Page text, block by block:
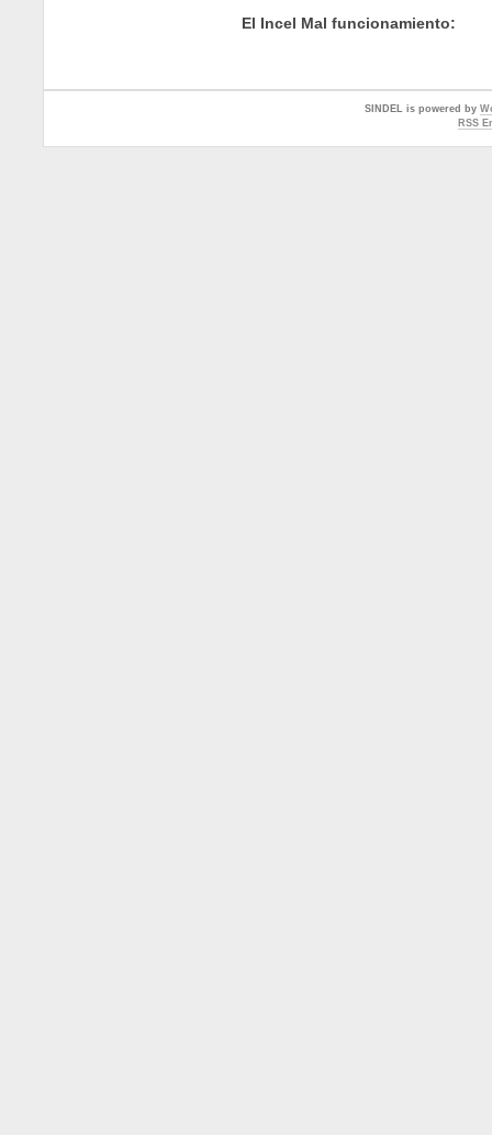
El Incel Mal funcionamiento:
SINDEL is powered by
RSS